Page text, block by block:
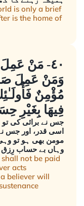
is only a brief
is the home of
٤٠- مَنْ
وَمَنْ عَمِلَ
مُؤْمِنٌ
فِيهَا بِغَيْرِ
جس نے برائی کی تو
اسی قدر، اور جس
مومن بھی ہو تو
وہاں بے حساب رِزق
not be paid
acts
believer will